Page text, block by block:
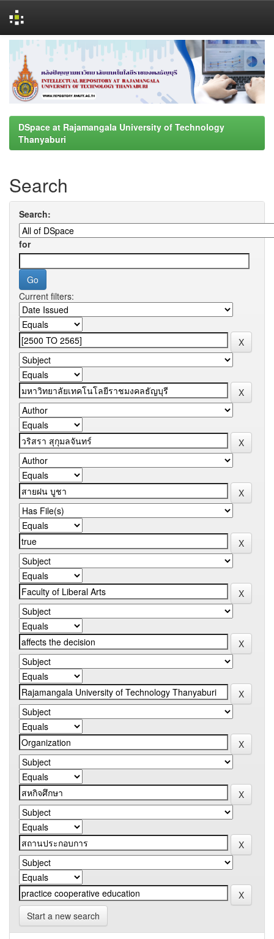
navigation
DSpace at Rajamangala University of Technology
Thanyaburi
Search
Search:
for
Current filters:
Start a new search